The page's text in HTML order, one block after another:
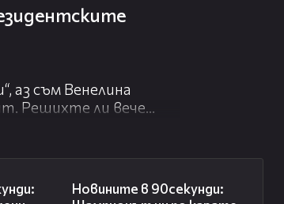
аз съм Венелина
Решихте ли вече
Матю, който
Новините в 90секунди: